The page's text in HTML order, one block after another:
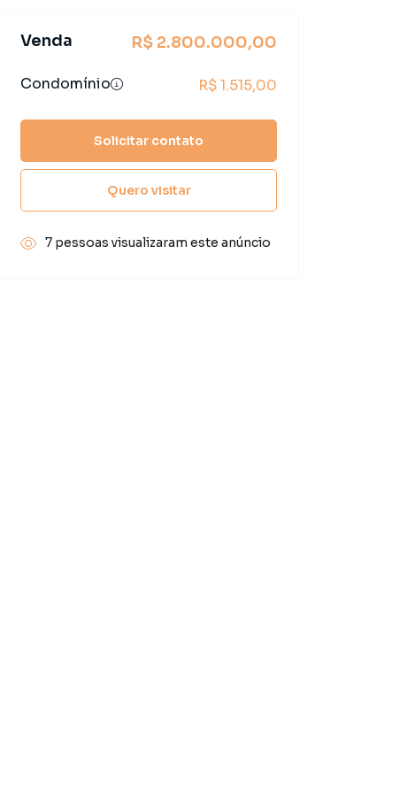
Venda R$ 2.800.000,00
Condomínio R$ 1.515,00
Solicitar contato
Quero visitar
7 pessoas visualizaram este anúncio